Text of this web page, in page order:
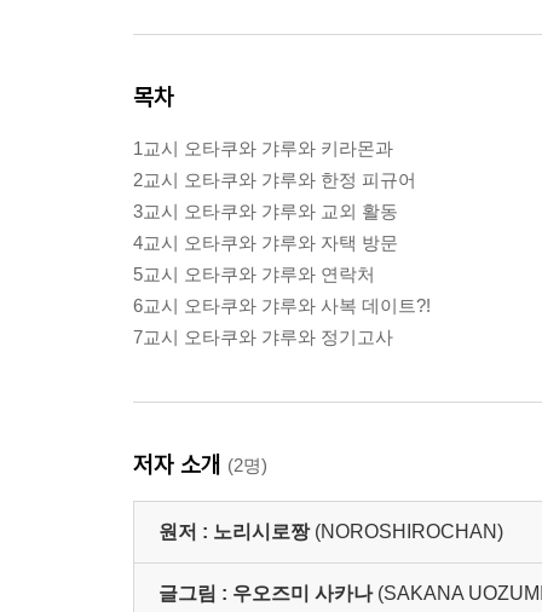
목차
1교시 오타쿠와 갸루와 키라몬과
2교시 오타쿠와 갸루와 한정 피규어
3교시 오타쿠와 갸루와 교외 활동
4교시 오타쿠와 갸루와 자택 방문
5교시 오타쿠와 갸루와 연락처
6교시 오타쿠와 갸루와 사복 데이트?!
7교시 오타쿠와 갸루와 정기고사
저자 소개 (2명)
원저 : 노리시로짱 (NOROSHIROCHAN)
글그림 : 우오즈미 사카나 (SAKANA